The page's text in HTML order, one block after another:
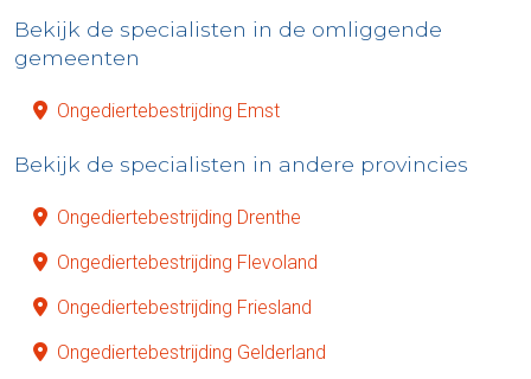
Bekijk de specialisten in de omliggende
gemeenten
Ongediertebestrijding Emst
Bekijk de specialisten in andere provincies
Ongediertebestrijding Drenthe
Ongediertebestrijding Flevoland
Ongediertebestrijding Friesland
Ongediertebestrijding Gelderland